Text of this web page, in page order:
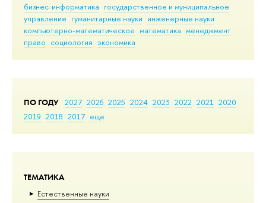
бизнес-информатика государственное и муниципальное
управление гуманитарные науки инженерные науки
компьютерно-математическое математика менеджмент
право социология экономика
ПО ГОДУ 2027 2026 2025 2024 2023 2022 2021 2020
2019 2018 2017 еще
ТЕМАТИКА
Естественные науки